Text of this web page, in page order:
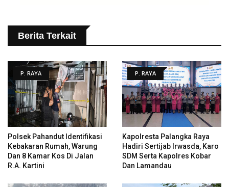
Berita Terkait
P. RAYA
Polsek Pahandut Identifikasi
Kebakaran Rumah, Warung
Dan 8 Kamar Kos Di Jalan
R.A. Kartini
P. RAYA
Kapolresta Palangka Raya
Hadiri Sertijab Irwasda, Karo
SDM Serta Kapolres Kobar
Dan Lamandau